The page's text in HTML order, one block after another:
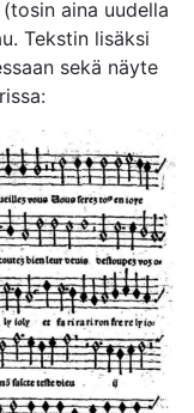
aina uudella
Tekstin lisäksi
sekä näyte